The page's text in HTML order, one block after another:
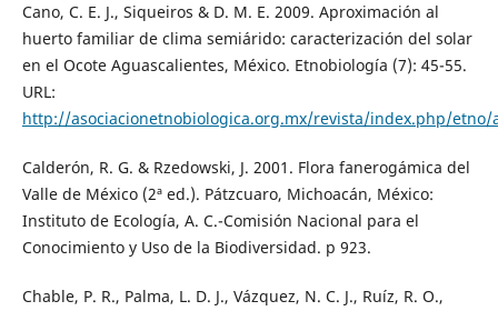
Cano, C. E. J., Siqueiros & D. M. E. 2009. Aproximación al
huerto familiar de clima semiárido: caracterización del solar
en el Ocote Aguascalientes, México. Etnobiología (7): 45-55.
URL:
http://asociacionetnobiologica.org.mx/revista/index.php/
Calderón, R. G. & Rzedowski, J. 2001. Flora fanerogámica del
Valle de México (2ª ed.). Pátzcuaro, Michoacán, México:
Instituto de Ecología, A. C.-Comisión Nacional para el
Conocimiento y Uso de la Biodiversidad. p 923.
Chable, P. R., Palma, L. D. J., Vázquez, N. C. J., Ruíz, R. O.,